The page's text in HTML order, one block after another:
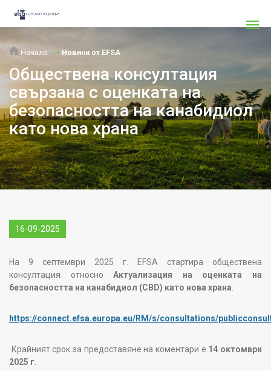
Начало Новини от EFSA
Обществена консултация
свързана с оценката на
безопасността на канабидиол
като нова храна
16-09-2025
На 9 септември 2025 г. EFSA стартира обществена
консултация относноАктуализация на оценката на
безопасността на канабидиол (CBD) като нова храна:
https://connect.efsa.europa.eu/RM/s/consultations/
Крайният срок за предоставяне на коментари е 14 октомври
2025 г.